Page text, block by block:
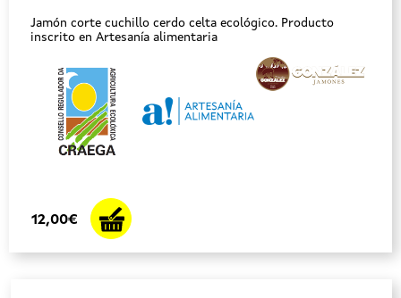
Jamón corte cuchillo cerdo celta ecológico. Producto
inscrito en Artesanía alimentaria
12,00€